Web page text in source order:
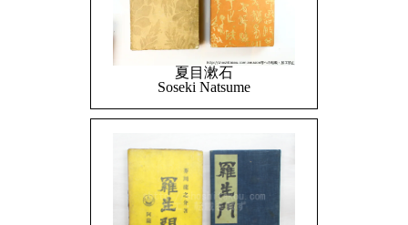
夏目漱石
Soseki Natsume